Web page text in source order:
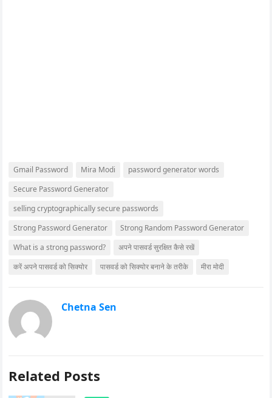
Gmail Password Mira Modi
password generator words
Secure Password Generator
selling cryptographically secure passwords
Strong Password Generator
Strong Random Password Generator
What is a strong password?
अपने पासवर्ड सुरक्षित कैसे रखें
करें अपने पासवर्ड को सिक्योर
पासवर्ड को सिक्योर बनाने के तरीके मीरा मोदी
Chetna Sen
Related Posts